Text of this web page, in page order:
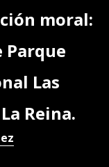
moral:
Parque
Las
Reina.